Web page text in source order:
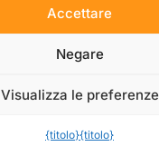
Accettare
Negare
Visualizza le preferenze
{titolo}{titolo}